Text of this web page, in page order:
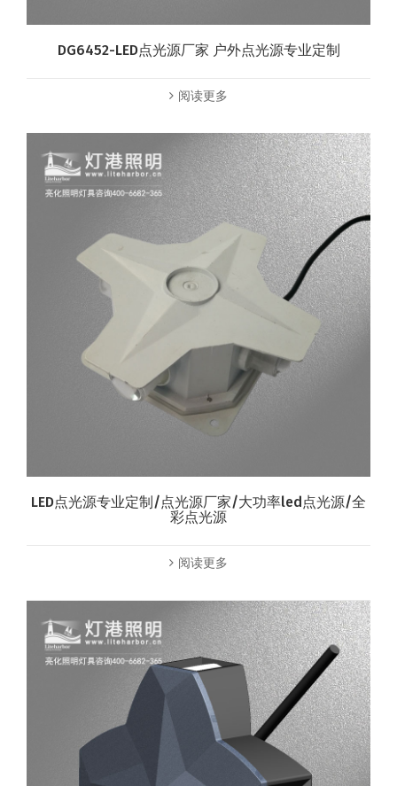
DG6452-LED点光源厂家 户外点光源专业定制
阅读更多
LED点光源专业定制/点光源厂家/大功率led点光源/全
彩点光源
阅读更多